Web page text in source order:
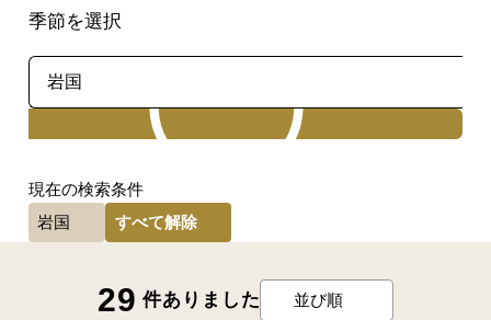
季節を選択
現在の検索条件
岩国
すべて解除
29 件ありました 並び順